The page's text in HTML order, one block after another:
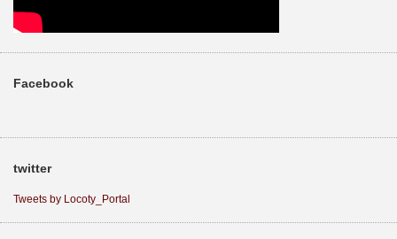
Facebook
twitter
Tweets by Locoty_Portal